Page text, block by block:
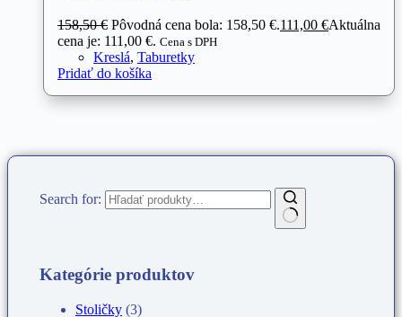
158,50€ Pôvodná cena bola: 158,50 €.111,00 €Aktuálna
cena je: 111,00 €. Cena s DPH
Kreslá, Taburetky
Pridať do košíka
Search for:
Kategórie produktov
Stoličky (3)